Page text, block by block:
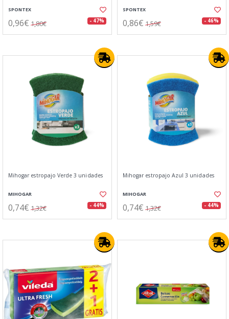
SPONTEX
0,96€ 1,80€ - 47%
SPONTEX
0,86€ 1,59€ - 46%
Mihogar estropajo Verde 3 unidades
MIHOGAR
0,74€ 1,32€ - 44%
Mihogar estropajo Azul 3 unidades
MIHOGAR
0,74€ 1,32€ - 44%